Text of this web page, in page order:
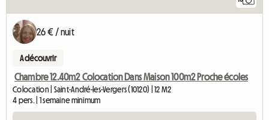
26 € / nuit
A découvrir
Chambre 12.40m2 Colocation Dans Maison 100m2 Proche écoles
Colocation | Saint-André-les-Vergers (10120) | 12 M2
4 pers. | 1 semaine minimum